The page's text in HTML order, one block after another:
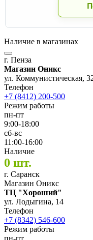
Наличие в магазинах
г. Пенза
Магазин Оникс
ул. Коммунистическая,
Телефон
+7 (8412) 200-500
Режим работы
пн-пт
9:00-18:00
сб-вс
11:00-16:00
Наличие
0 шт.
г. Саранск
Магазин Оникс
ТЦ "Хороший"
ул. Лодыгина, 14
Телефон
+7 (8342) 546-600
Режим работы
пн-пт